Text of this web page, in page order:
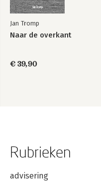
Jan Tromp
Naar de overkant
€ 39,90
Rubrieken
advisering